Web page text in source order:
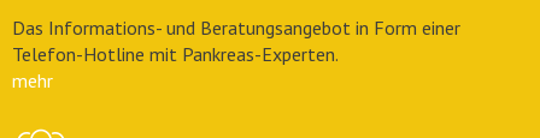
Das Informations- und Beratungsangebot in Form einer
Telefon-Hotline mit Pankreas-Experten.
mehr